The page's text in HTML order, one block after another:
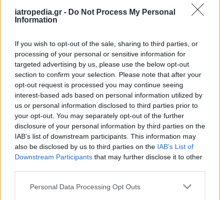
iatropedia.gr - Do Not Process My Personal
Information
If you wish to opt-out of the sale, sharing to third parties, or
processing of your personal or sensitive information for
targeted advertising by us, please use the below opt-out
section to confirm your selection. Please note that after your
opt-out request is processed you may continue seeing
interest-based ads based on personal information utilized by
us or personal information disclosed to third parties prior to
your opt-out. You may separately opt-out of the further
disclosure of your personal information by third parties on the
IAB’s list of downstream participants. This information may
also be disclosed by us to third parties on the IAB’s List of
Downstream Participants that may further disclose it to other
Personal Data Processing Opt Outs
February 13, 2023